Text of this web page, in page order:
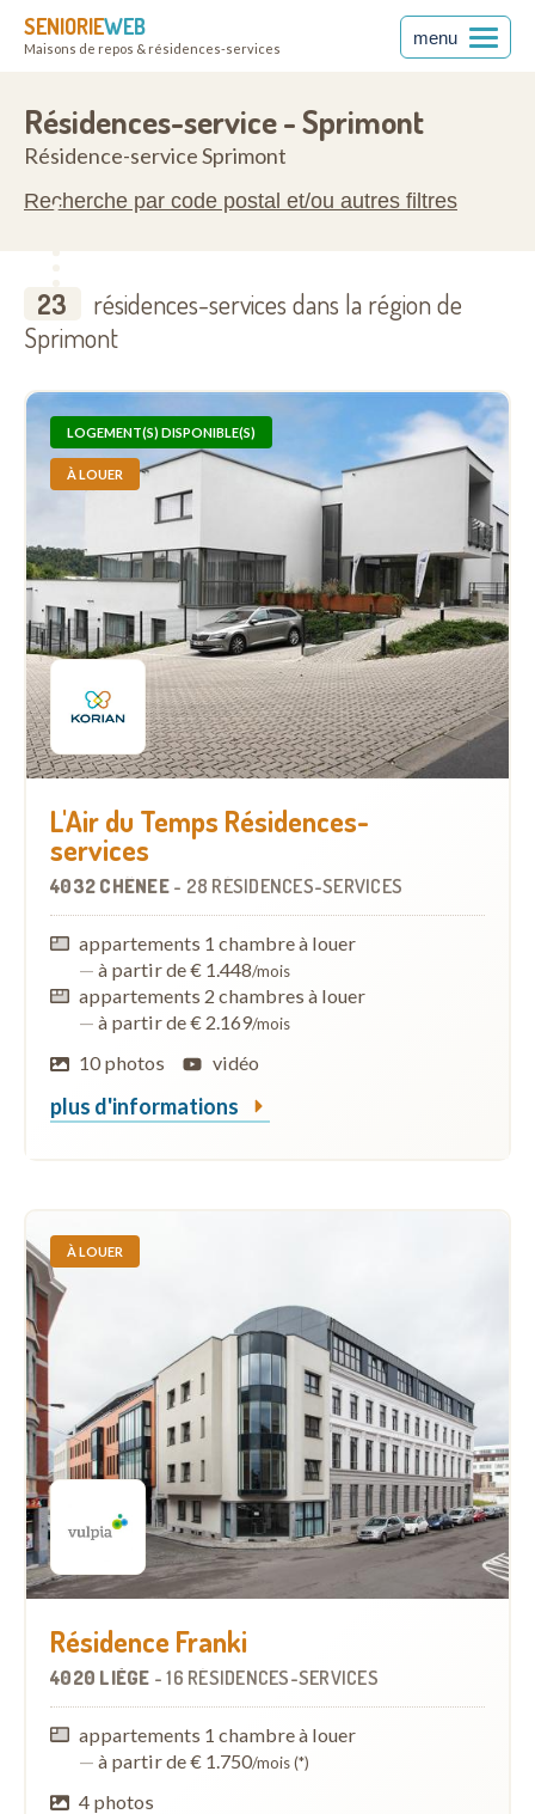
SENIORIEWEB
Maisons de repos & résidences-services
menu
Résidences-service - Sprimont
Résidence-service Sprimont
Recherche par code postal et/ou autres filtres
23
résidences-services dans la région de
Sprimont
LOGEMENT(S) DISPONIBLE(S)
À LOUER
L'Air du Temps Résidences-
services
4032 CHÊNEE - 28 RÉSIDENCES-SERVICES
appartements 1 chambre à louer
— à partir de € 1.448/mois
appartements 2 chambres à louer
— à partir de € 2.169/mois
10 photos vidéo
plus d'informations
À LOUER
Résidence Franki
4020 LIÈGE -16 RÉSIDENCES-SERVICES
appartements 1 chambre à louer
— à partir de € 1.750/mois (*)
4 photos